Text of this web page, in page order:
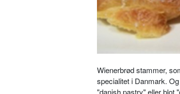
Wienerbrød stammer,
specialitet i Danmark.
"danishpastry" eller blot